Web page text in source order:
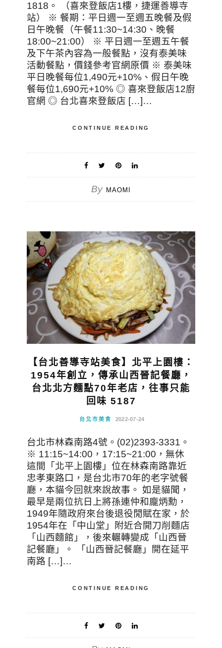
1818。 （喜來登飯店1樓，捷運善導寺
站） ※ 餐期：平日週一至週五晚餐及假
日午晚餐（午餐11:30~14:30、晚餐
18:00~21:00） ※ 平日週一至週五午餐
及下午茶內容為一般餐點，沒有泰美味
活動餐點，價錢參考官網原價 ※ 泰美味
平日晚餐每位1,490元+10%、假日午晚
餐每位1,690元+10% ◎ 喜來登飯店12廚
官網 ◎ 台北喜來登飯店 […]…
CONTINUE READING
By MAOMI
【台北善導寺站美食】北平上園樓：
1954年創立，傳承山西晉記餐廳，
台北北方麵點70年老店，往事只能
回味 5187
台北市美食 2022-07-24
台北市林森南路4號。(02)2393-3331。
※ 11:15~14:00，17:15~21:00，無休
這間「北平上園樓」位在林森南路靠近
忠孝東路口，是台北市70年的老字號餐
廳，本貓今回就來說故事。 如是貓聞，
最早是兩位抗日上將孫連仲和龐炳勳，
1949年隨政府來台後退役閒賦在家，於
1954年在「中山堂」附近合開刀削麵店
「山西麵館」，後來輾轉變成「山西晉
記餐廳」。 「山西晉記餐廳」開在延平
南路 […]…
CONTINUE READING